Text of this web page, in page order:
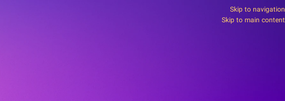
Skip to navigation
Skip to main content